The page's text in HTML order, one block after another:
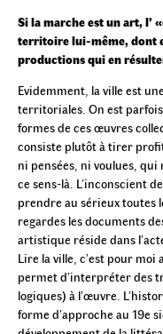
Si la marche est un art,
territoire lui-même, dont
productions qui en
Evidemment, la ville est
territoriales. On est
formes de ces œuvres
consiste plutôt à tirer
ni pensées, ni voulues,
ce sens-là. L’inconscient
prendre au sérieux toutes
regardes les documents
artistique réside dans
Lire la ville, c’est pour
permet d’interpréter des
logiques) à l’œuvre.
forme d’approche au 19e